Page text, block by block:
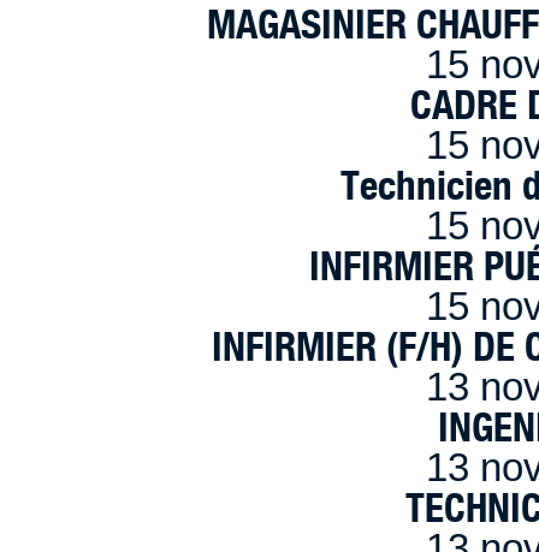
MAGASINIER
15
CADRE
15
Technicien
15
INFIRMIER
15
INFIRMIER (F/H) DE
13
13